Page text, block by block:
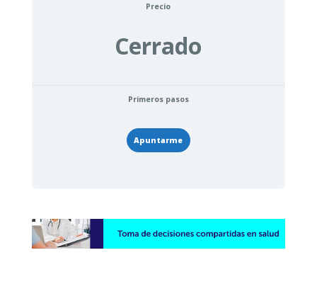
Precio
Cerrado
Primeros pasos
Apuntarme